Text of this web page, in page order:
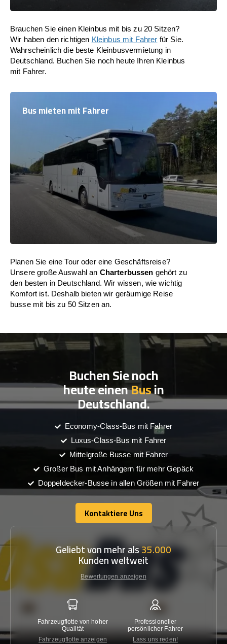
Brauchen Sie einen Kleinbus mit bis zu 20 Sitzen?
Wir haben den richtigen Kleinbus mit Fahrer für Sie.
Wahrscheinlich die beste Kleinbusvermietung in
Deutschland. Buchen Sie noch heute Ihren Kleinbus
mit Fahrer.
Bus mieten mit Fahrer
Planen Sie eine Tour oder eine Geschäftsreise?
Unsere große Auswahl an Charterbussen gehört zu
den besten in Deutschland. Wir wissen, wie wichtig
Komfort ist. Deshalb bieten wir geräumige Reise
busse mit bis zu 50 Sitzen an.
Buchen Sie noch
heute einenBusin
Deutschland.
Economy-Class-Bus mit Fahrer
Luxus-Class-Bus mit Fahrer
Mittelgroße Busse mit Fahrer
Großer Bus mit Anhängern für mehr Gepäck
Doppeldecker-Busse in allen Größen mit Fahrer
Kontaktiere Uns
Kontaktiere Uns
Geliebt von mehr als35.000
Kunden weltweit
Bewertungen anzeigen
Fahrzeugflotte von hoher
Qualität
Fahrzeugflotte anzeigen
Professioneller
persönlicher Fahrer
Lass uns reden!